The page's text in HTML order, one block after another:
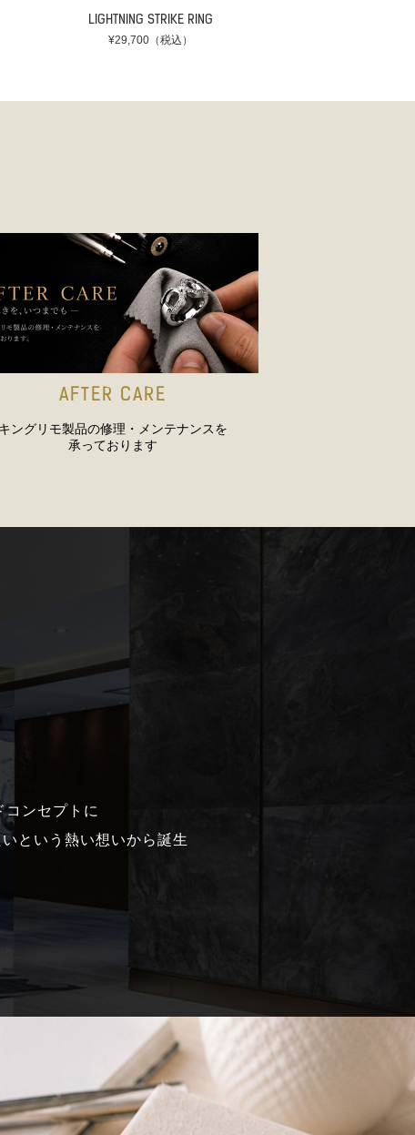
LIGHTNING STRIKE RING
¥29,700（税込）
AFTER CARE
キングリモ製品の修理・メンテナンスを
承っております
ンセプトに
という熱い想いから誕生